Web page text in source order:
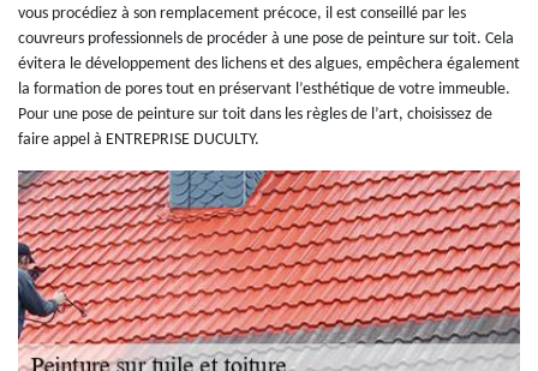
vous procédiez à son remplacement précoce, il est conseillé par les
couvreurs professionnels de procéder à une pose de peinture sur toit. Cela
évitera le développement des lichens et des algues, empêchera également
la formation de pores tout en préservant l’esthétique de votre immeuble.
Pour une pose de peinture sur toit dans les règles de l’art, choisissez de
faire appel à ENTREPRISE DUCULTY.